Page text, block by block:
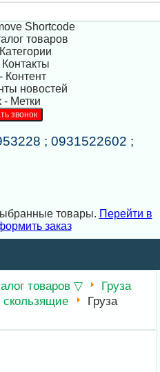
Shortcode
товаров
Контент
новостей
- Метки
; 0931522602 ;
товары. Перейти в
заказ
×
×
товаров ▽
Груза
Груза